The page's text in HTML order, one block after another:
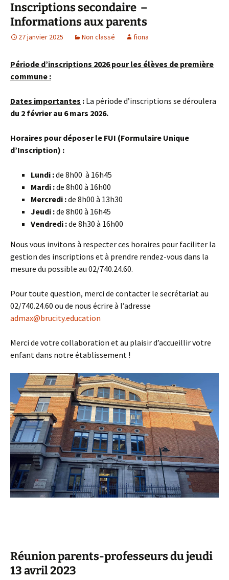
Inscriptions secondaire –
Informations aux parents
27 janvier 2025 Non classé fiona
Période d’inscriptions 2026 pour les élèves de première
commune :
Dates importantes : La période d’inscriptions se déroulera
du 2 février au 6 mars 2026.
Horaires pour déposer le FUI (Formulaire Unique
d’Inscription) :
Lundi :de 8h00 à 16h45
Mardi :de 8h00 à 16h00
Mercredi :de 8h00 à 13h30
Jeudi :de 8h00 à 16h45
Vendredi :de 8h30 à 16h00
Nous vous invitons à respecter ces horaires pour faciliter la
gestion des inscriptions et à prendre rendez-vous dans la
mesure du possible au 02/740.24.60.
Pour toute question, merci de contacter le secrétariat au
02/740.24.60 ou de nous écrire à l’adresse
admax@brucity.education
Merci de votre collaboration et au plaisir d’accueillir votre
enfant dans notre établissement !
Réunion parents-professeurs du jeudi
13 avril 2023